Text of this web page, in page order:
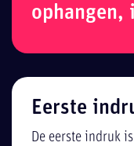
ophangen,
Eerste
De eerste indruk